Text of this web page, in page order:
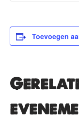
Toevoegen